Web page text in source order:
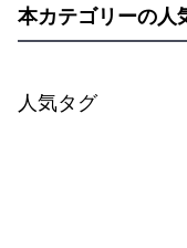
本カテゴリーの人
人気タグ